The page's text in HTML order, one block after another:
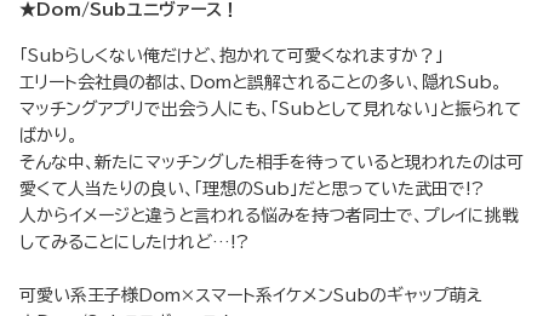
★Dom/Subユニヴァース！
「Subらしくない俺だけど、抱かれて可愛くなれますか？」
エリート会社員の都は、Domと誤解されることの多い、隠れSub。
マッチングアプリで出会う人にも、「Subとして見れない」と振られて
ばかり。
そんな中、新たにマッチングした相手を待っていると現われたのは可
愛くて人当たりの良い、「理想のSub」だと思っていた武田で!?
人からイメージと違うと言われる悩みを持つ者同士で、プレイに挑戦
してみることにしたけれど…!?
可愛い系王子様Dom×スマート系イケメンSubのギャップ萌え